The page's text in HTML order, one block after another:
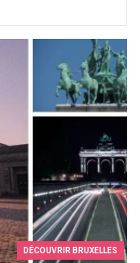
DÉCOUVRIR BRUXELLES